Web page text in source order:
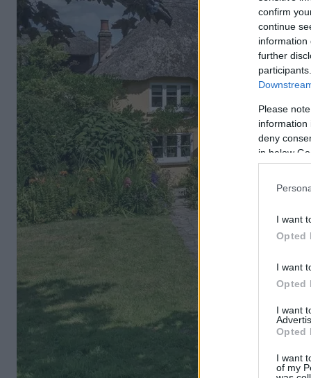
confirm
continue
information
further
Please
information
deny
in below
I want
Opted
I want
Opted
I want
Opted
I want
of my